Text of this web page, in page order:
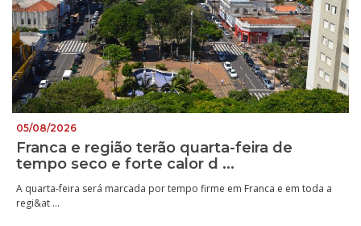
05/08/2026
Franca e região terão quarta-feira de
tempo seco e forte calor d ...
A quarta-feira será marcada por tempo firme em Franca e em toda a
regi&at ...